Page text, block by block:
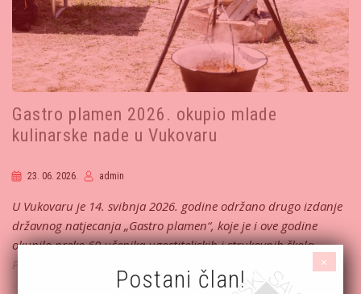
Gastro plamen 2026. okupio mlade
kulinarske nade u Vukovaru
23. 06. 2026. admin
U Vukovaru je 14. svibnja 2026. godine održano drugo izdanje
državnog natjecanja „Gastro plamen“, koje je i ove godine
okupilo preko 60 učenika ugostiteljskih i strukovnih škola…
Pročitajte više...
×
Postani član!